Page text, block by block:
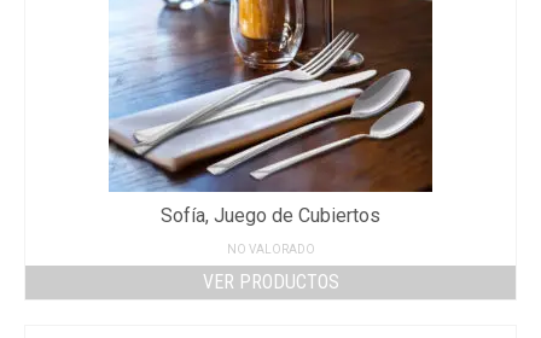
Sofía, Juego de Cubiertos
NO VALORADO
VER PRODUCTOS